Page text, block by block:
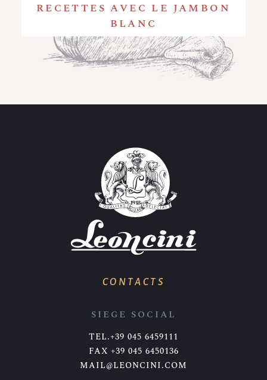
RECETTES AVEC LE JAMBON
BLANC
CONTACTS
SIEGE SOCIAL
TEL.+39 045 6459111
FAX +39 045 6450136
MAIL@LEONCINI.COM